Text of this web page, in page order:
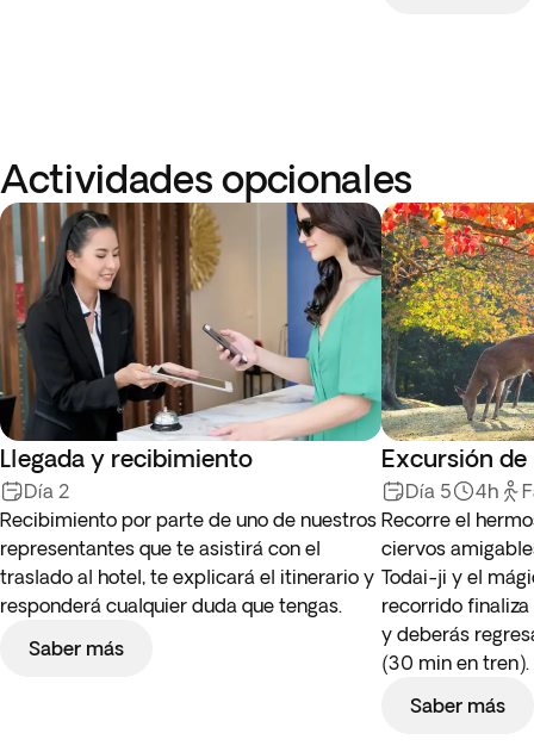
Actividades opcionales
Llegada y recibimiento
Día 2
Recibimiento por parte de uno de nuestros
representantes que te asistirá con el
traslado al hotel, te explicará el itinerario y
responderá cualquier duda que tengas.
Saber más
Excursión de
Día 5 4h
Recorre el
ciervos
Todai-ji y el
recorrido
y deberás
(30 min en tren).
Saber más